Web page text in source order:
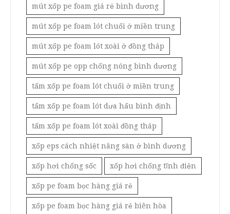
mút xốp pe foam giá rẻ bình dương
mút xốp pe foam lót chuối ở miền trung
mút xốp pe foam lót xoài ở đồng tháp
mút xốp pe opp chống nóng bình dương
tấm xốp pe foam lót chuối ở miền trung
tấm xốp pe foam lót dưa hấu bình định
tấm xốp pe foam lót xoài đồng tháp
xốp eps cách nhiệt nâng sàn ở bình dương
xốp hơi chống sốc xốp hơi chống tĩnh điện
xốp pe foam bọc hàng giá rẻ
xốp pe foam bọc hàng giá rẻ biên hòa